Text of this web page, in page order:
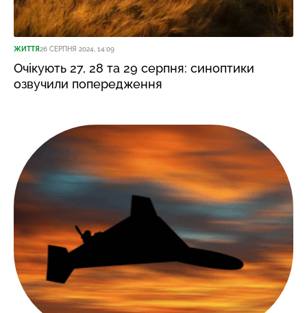
ЖИТТЯ26 СЕРПНЯ 2024, 14:09
Очікують 27, 28 та 29 серпня: синоптики
озвучили попередження